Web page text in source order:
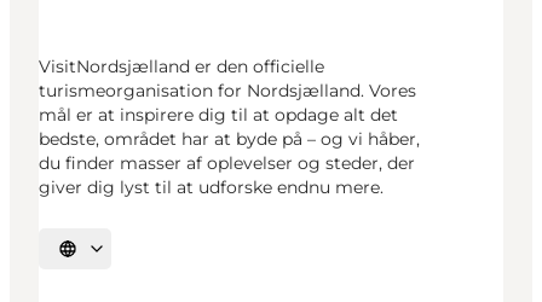
VisitNordsjælland er den officielle
turismeorganisation for Nordsjælland. Vores
mål er at inspirere dig til at opdage alt det
bedste, området har at byde på – og vi håber,
du finder masser af oplevelser og steder, der
giver dig lyst til at udforske endnu mere.
Vælg sprog